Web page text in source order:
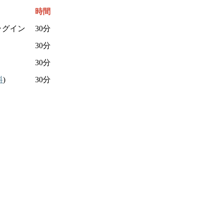
時間
イン 30分
30分
30分
) 30分